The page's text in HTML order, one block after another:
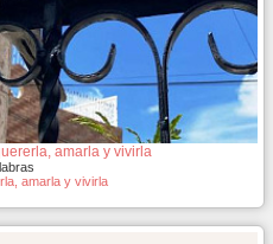
amarla y vivirla
amarla y vivirla